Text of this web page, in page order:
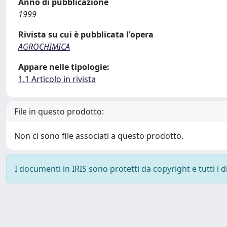
1999
Rivista su cui è pubblicata l'opera
AGROCHIMICA
Appare nelle tipologie:
1.1 Articolo in rivista
File in questo prodotto:
Non ci sono file associati a questo prodotto.
I documenti in IRIS sono protetti da copyright e tutti i